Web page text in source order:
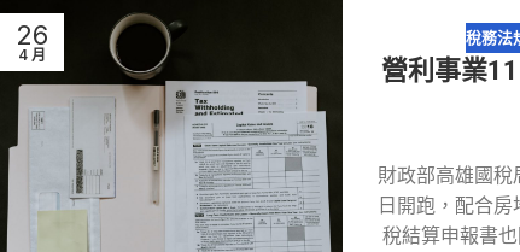
26
4 月
稅務法
營利事業
財政部高雄國稅
日開跑，配合
稅結算申報書